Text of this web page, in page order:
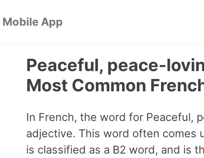
App
Peaceful, peace-
Most Common
In French, the word for Peaceful,
adjective. This word often comes
is classified as a B2 word, and is